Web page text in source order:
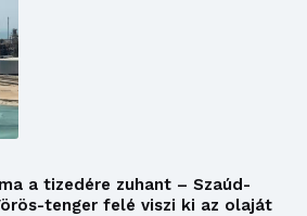
a tizedére zuhant – Szaúd-
tenger felé viszi ki az olaját